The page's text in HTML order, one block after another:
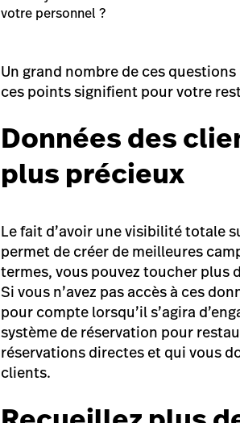
votre personnel ?
Un grand nombre de ces
ces points signifient pour votre
Données des
plus précieux
Le fait d’avoir une visibilité totale
permet de créer de meilleures
termes, vous pouvez toucher plus
Si vous n’avez pas accès à ces
pour compte lorsqu’il s’agira
système de réservation pour
réservations directes et qui vous
clients.